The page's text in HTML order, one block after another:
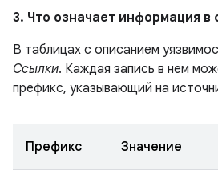
3. Что означает информация в
В таблицах с описанием
Ссылки. Каждая запись в нем
префикс, указывающий на
Префикс Значение